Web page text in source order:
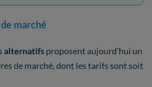
marché
alternatifs proposent aujourd’hui un
de marché, dont les tarifs sont soit